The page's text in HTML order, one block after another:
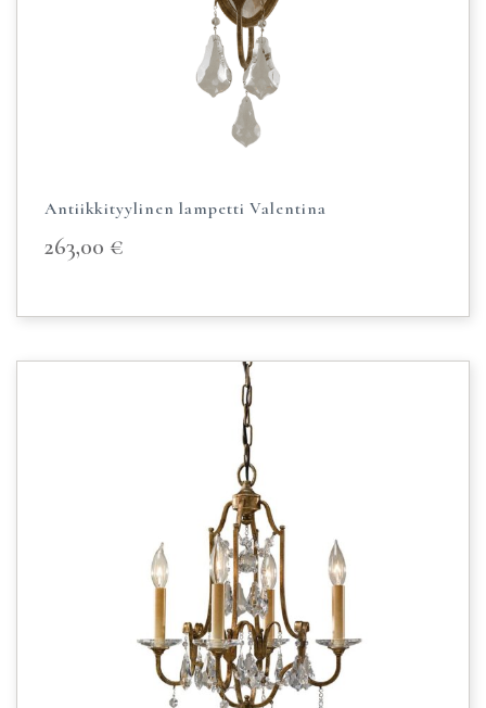
Antiikkityylinen lampetti Valentina
263,00 €